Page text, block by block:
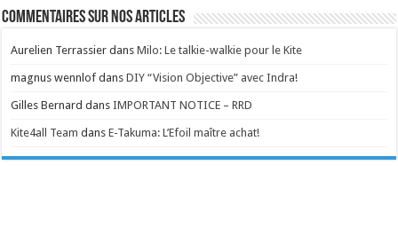
Commentaires sur nos articles
Aurelien Terrassier dansMilo: Le talkie-walkie pour le Kite
magnus wennlof dansDIY “Vision Objective” avec Indra!
Gilles Bernard dansIMPORTANT NOTICE – RRD
Kite4all Team dansE-Takuma: L’Efoil maître achat!